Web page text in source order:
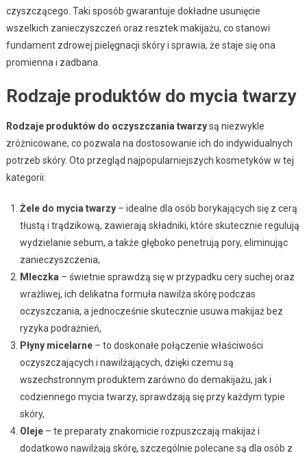
czyszczącego. Taki sposób gwarantuje dokładne usunięcie
wszelkich zanieczyszczeń oraz resztek makijażu, co stanowi
fundament zdrowej pielęgnacji skóry i sprawia, że staje się ona
promienna i zadbana.
Rodzaje produktów do mycia twarzy
Rodzaje produktów do oczyszczania twarzysą niezwykle
zróżnicowane, co pozwala na dostosowanie ich do indywidualnych
potrzeb skóry. Oto przegląd najpopularniejszych kosmetyków w tej
kategorii:
Żele do mycia twarzy– idealne dla osób borykających się z cerą
tłustą i trądzikową, zawierają składniki, które skutecznie regulują
wydzielanie sebum, a także głęboko penetrują pory, eliminując
zanieczyszczenia,
Mleczka – świetnie sprawdzą się w przypadku cery suchej oraz
wrażliwej, ich delikatna formuła nawilża skórę podczas
oczyszczania, a jednocześnie skutecznie usuwa makijaż bez
ryzyka podrażnień,
Płyny micelarne– to doskonałe połączenie właściwości
oczyszczających i nawilżających, dzięki czemu są
wszechstronnym produktem zarówno do demakijażu, jak i
codziennego mycia twarzy, sprawdzają się przy każdym typie
skóry,
Oleje– te preparaty znakomicie rozpuszczają makijaż i
dodatkowo nawilżają skórę, szczególnie polecane są dla osób z